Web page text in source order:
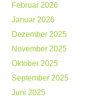
Februar 2026
Januar 2026
Dezember 2025
November 2025
Oktober 2025
September 2025
Juni 2025